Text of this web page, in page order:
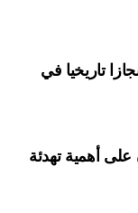
تاريخيا في
على أهمية تهدئة